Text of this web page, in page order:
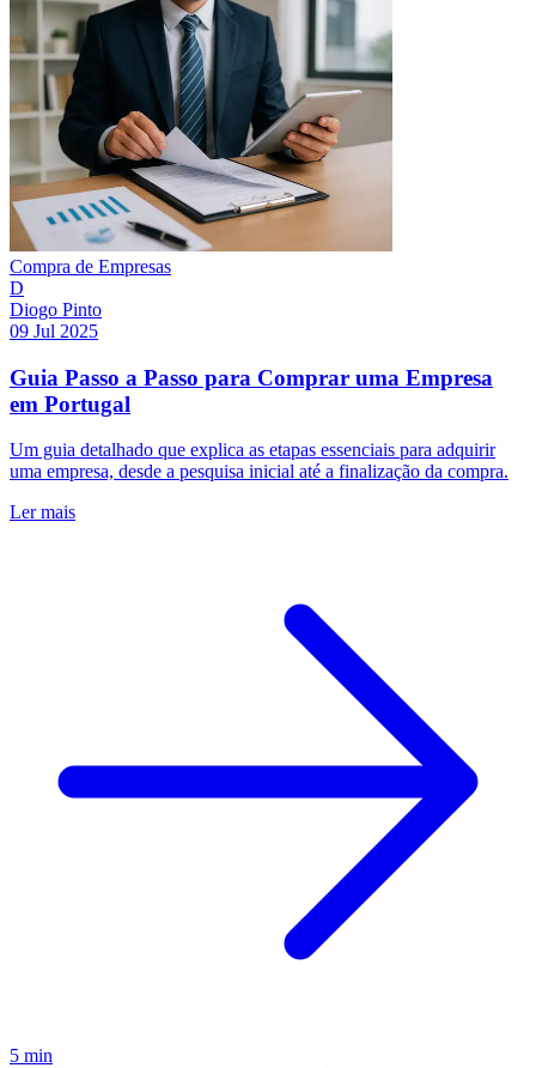
Compra de Empresas
D
Diogo Pinto
09 Jul 2025
Guia Passo a Passo para Comprar uma Empresa
em Portugal
Um guia detalhado que explica as etapas essenciais para adquirir
uma empresa, desde a pesquisa inicial até a finalização da compra.
Ler mais
5 min